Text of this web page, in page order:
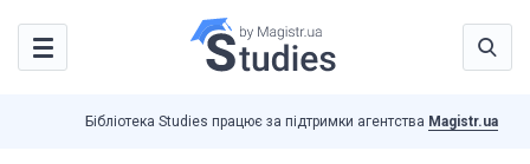
Бібліотека Studies працює за підтримки агентства Magistr.ua